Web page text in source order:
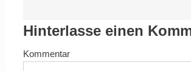
Hinterlasse einen
Kommentar